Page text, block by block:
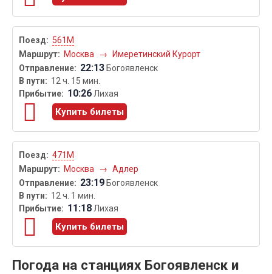
561М
Москва
→ Имеретинский Курорт
22:13 Богоявленск
12 ч. 15 мин.
10:26Лихая
Купить билеты
471М
Москва
→ Адлер
23:19 Богоявленск
12 ч. 1 мин.
11:18Лихая
Купить билеты
Погода на станциях Богоявленск и